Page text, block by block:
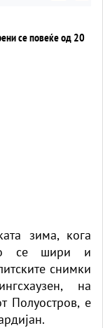
зима, кога
се шири и
снимки
на
Полуостров, е